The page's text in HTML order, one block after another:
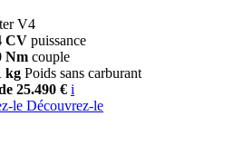
V4
CV puissance
Nm couple
kg Poids sans carburant
25.490 € i
le Découvrez-le